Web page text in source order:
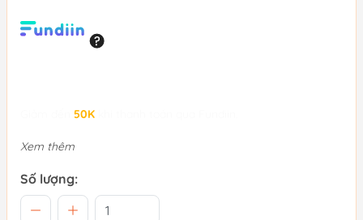
50K
Xem thêm
Số lượng: